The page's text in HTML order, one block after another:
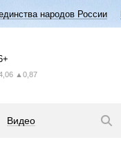
народов России
▲0,87
Видео